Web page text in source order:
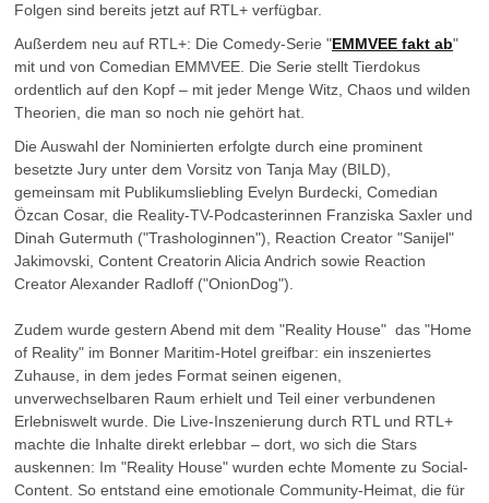
Folgen sind bereits jetzt auf RTL+ verfügbar.
Außerdem neu auf RTL+: Die Comedy-Serie "EMMVEE fakt ab"
mit und von Comedian EMMVEE. Die Serie stellt Tierdokus
ordentlich auf den Kopf – mit jeder Menge Witz, Chaos und wilden
Theorien, die man so noch nie gehört hat.
Die Auswahl der Nominierten erfolgte durch eine prominent
besetzte Jury unter dem Vorsitz von Tanja May (BILD),
gemeinsam mit Publikumsliebling Evelyn Burdecki, Comedian
Özcan Cosar, die Reality-TV-Podcasterinnen Franziska Saxler und
Dinah Gutermuth ("Trashologinnen"), Reaction Creator "Sanijel"
Jakimovski, Content Creatorin Alicia Andrich sowie Reaction
Creator Alexander Radloff ("OnionDog").
Zudem wurde gestern Abend mit dem "Reality House" das "Home
of Reality" im Bonner Maritim-Hotel greifbar: ein inszeniertes
Zuhause, in dem jedes Format seinen eigenen,
unverwechselbaren Raum erhielt und Teil einer verbundenen
Erlebniswelt wurde. Die Live-Inszenierung durch RTL und RTL+
machte die Inhalte direkt erlebbar – dort, wo sich die Stars
auskennen: Im "Reality House" wurden echte Momente zu Social-
Content. So entstand eine emotionale Community-Heimat, die für